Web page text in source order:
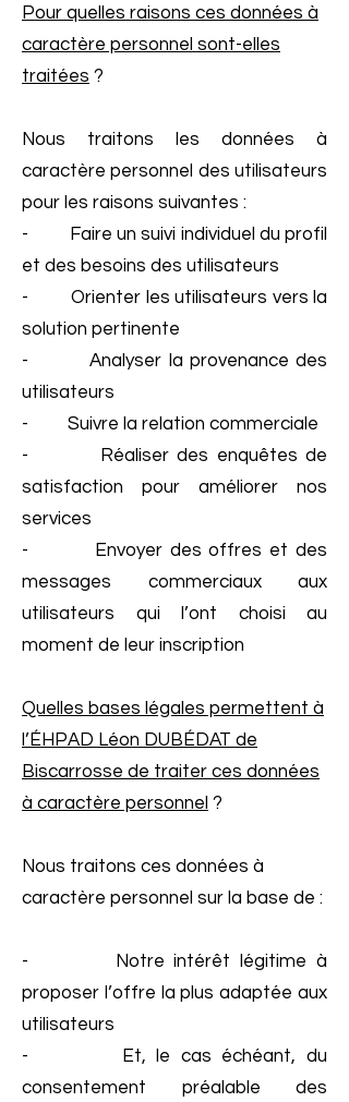
Pour quelles raisons ces données à
caractère personnel sont-elles
traitées ?
Nous traitons les données à
caractère personnel des utilisateurs
pour les raisons suivantes :
- Faire un suivi individuel du profil
et des besoins des utilisateurs
- Orienter les utilisateurs vers la
solution pertinente
- Analyser la provenance des
utilisateurs
- Suivre la relation commerciale
- Réaliser des enquêtes de
satisfaction pour améliorer nos
services
- Envoyer des offres et des
messages commerciaux aux
utilisateurs qui l’ont choisi au
moment de leur inscription
Quelles bases légales permettent à
l’ÉHPAD Léon DUBÉDAT de
Biscarrosse de traiter ces données
à caractère personnel ?
Nous traitons ces données à
caractère personnel sur la base de :
- Notre intérêt légitime à
proposer l’offre la plus adaptée aux
utilisateurs
- Et, le cas échéant, du
consentement préalable des